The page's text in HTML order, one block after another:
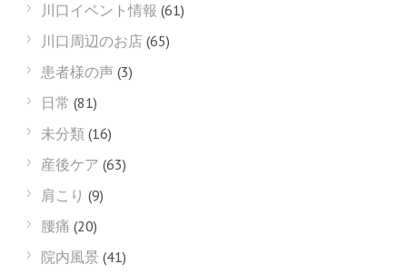
川口イベント情報 (61)
川口周辺のお店 (65)
患者様の声 (3)
日常 (81)
未分類 (16)
産後ケア (63)
肩こり (9)
腰痛 (20)
院内風景 (41)